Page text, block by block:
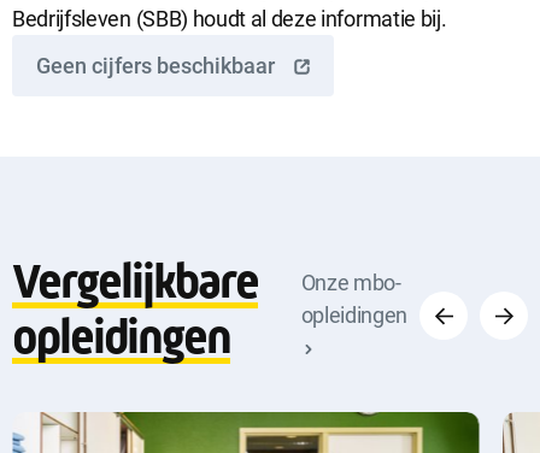
Bedrijfsleven (SBB) houdt al deze informatie bij.
Geen cijfers beschikbaar
Vergelijkbare
opleidingen
Onze mbo-
opleidingen